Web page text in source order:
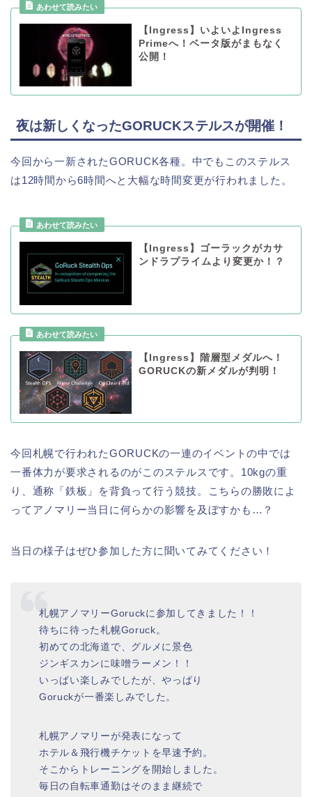
【Ingress】いよいよIngress
Primeへ！ベータ版がまもなく
公開！
夜は新しくなったGORUCKステルスが開催！
今回から一新されたGORUCK各種。中でもこのステルス
は12時間から6時間へと大幅な時間変更が行われました。
【Ingress】ゴーラックがカサ
ンドラプライムより変更か！？
【Ingress】階層型メダルへ！
GORUCKの新メダルが判明！
今回札幌で行われたGORUCKの一連のイベントの中では
一番体力が要求されるのがこのステルスです。10kgの重
り、通称「鉄板」を背負って行う競技。こちらの勝敗によ
ってアノマリー当日に何らかの影響を及ぼすかも…？
当日の様子はぜひ参加した方に聞いてみてください！
札幌アノマリーGoruckに参加してきました！！
待ちに待った札幌Goruck。
初めての北海道で、グルメに景色
ジンギスカンに味噌ラーメン！！
いっぱい楽しみでしたが、やっぱり
Goruckが一番楽しみでした。
札幌アノマリーが発表になって
ホテル＆飛行機チケットを早速予約。
そこからトレーニングを開始しました。
毎日の自転車通勤はそのまま継続で